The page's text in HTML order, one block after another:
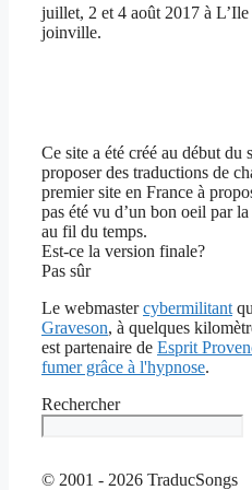
juillet, 2 et 4 août 2017 à
joinville.
Ce site a été créé au début
proposer des traductions de
premier site en France à
pas été vu d’un bon oeil par la
au fil du temps.
Est-ce la version finale?
Pas sûr
Le webmastercybermilitant
Graveson, à quelques
est partenaire de Esprit
fumer grâce à l'hypnose.
Rechercher
© 2001 - 2026 TraducSongs